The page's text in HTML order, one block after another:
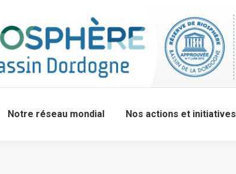
Notre réseau mondial Nos actions et initiatives